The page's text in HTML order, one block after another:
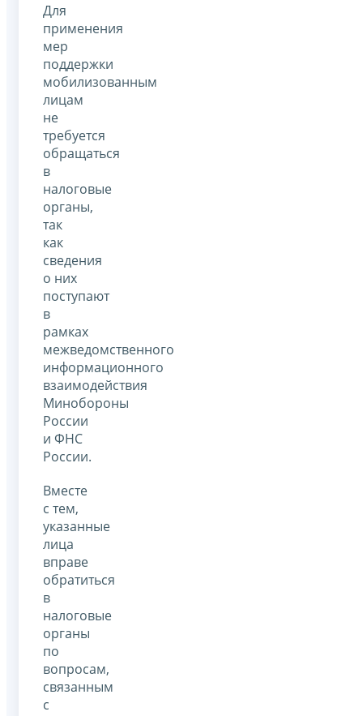
Для
применения
мер
поддержки
мобилизованным
лицам
не
требуется
обращаться
в
налоговые
органы,
так
как
сведения
о них
поступают
в
рамках
межведомственного
информационного
взаимодействия
Минобороны
России
и ФНС
России.
Вместе
с тем,
указанные
лица
вправе
обратиться
в
налоговые
органы
по
вопросам,
связанным
с